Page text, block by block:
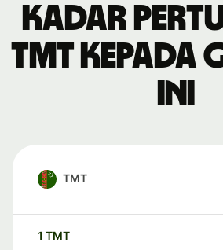
Kadar
TMT kepada
ini
TMT
1 TMT